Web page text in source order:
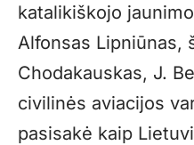
katalikiškojo
Alfonsas Lipniūnas,
Chodakauskas, J.
civilinės aviacijos
pasisakė kaip